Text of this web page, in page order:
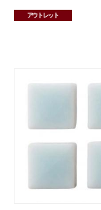
アウトレット